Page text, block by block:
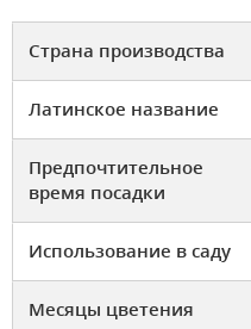
Страна производства
Латинское название
Предпочтительное
время посадки
Использование в саду
Месяцы цветения